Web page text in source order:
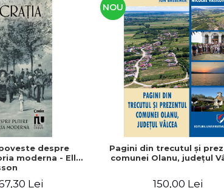
despre
moderna - Ellis
Lei
NOU
Pagini din trecutul şi
comunei Olanu, judeţul
150,00 Lei